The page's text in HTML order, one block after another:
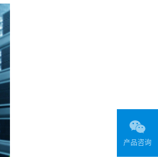
产品咨询